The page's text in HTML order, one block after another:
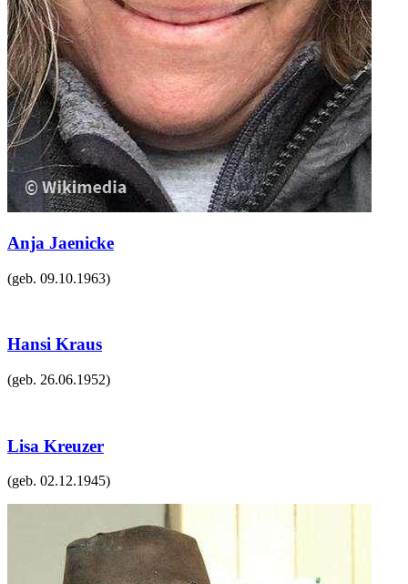
Anja Jaenicke
(geb. 09.10.1963)
Hansi Kraus
(geb. 26.06.1952)
Lisa Kreuzer
(geb. 02.12.1945)